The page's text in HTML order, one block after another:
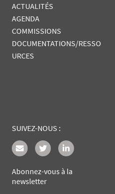
ACTUALITÉS
AGENDA
COMMISSIONS
DOCUMENTATIONS/RESSO
URCES
SUIVEZ-NOUS :
Abonnez-vous à la
newsletter